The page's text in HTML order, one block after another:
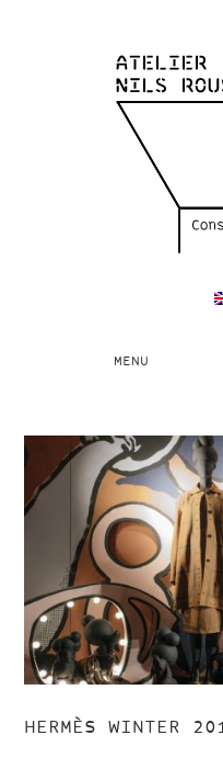
Toggle
MENU
HERMÈS WINTER